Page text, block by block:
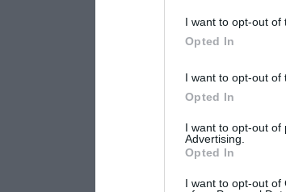
I want to opt-out of
Opted In
I want to opt-out of
Opted In
I want to opt-out of
Advertising.
Opted In
I want to opt-out of